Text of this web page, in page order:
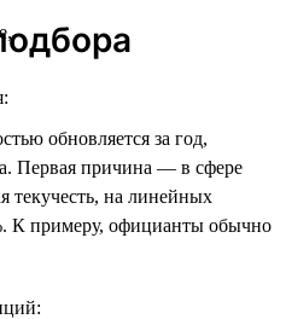
обновляется за год,
Первая причина — в сфере
текучесть, на линейных
К примеру, официанты обычно